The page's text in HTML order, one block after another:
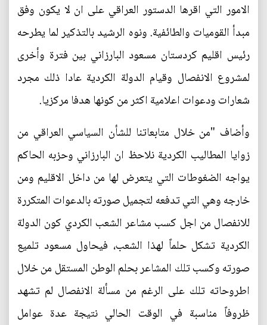
الامور التي اقرها الدستور العراقي على ان لا يكون وفق
مبدأ القوميات والطائفية. ونوه الرشيد بالتذكير لما يطرحه
رئيس اقليم كردستان مسعود البارزاني بين فترة وأخرى
لمشروع الانفصال وقيام الدولة الكردية عادا ذلك مجرد
شعارات ودعوات اعلامية اكثر من كونها هدفا مركزيا.
وأضاف "من خلال متابعاتنا للشأن السياسي العراقي من
زوايا المطاليب الكردية نلاحظ ان البارزاني وحزبه الحاكم
يواجه الضغوطات التي يتعرض لها من داخل الاقليم ومن
خارجه وهي التي تدفعه لتجميل صورته بالدعوات المتكررة
للانفصال من اجل كسب مشاعر الشعب الكردي كون الدولة
الكردية تشكل حلماً لهذا الشعب، فيحاول مسعود تلميع
صورته وكسب تلك المشاعر بحلم الوطن المستقل من خلال
اطروحاته تلك على الرغم من مسألة الانفصال لم تشهد
ظروفاً مناسبة في الوقت الحالي نتيجة عدة عوامل